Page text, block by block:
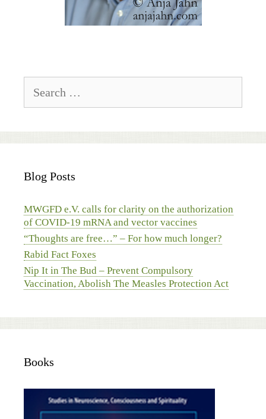
for:
Blog Posts
MWGFD e.V. calls for clarity on the authorization
of COVID-19 mRNA and vector vaccines
“Thoughts are free…” – For how much longer?
Rabid Fact Foxes
Nip It in The Bud – Prevent Compulsory
Vaccination, Abolish The Measles Protection Act
Books